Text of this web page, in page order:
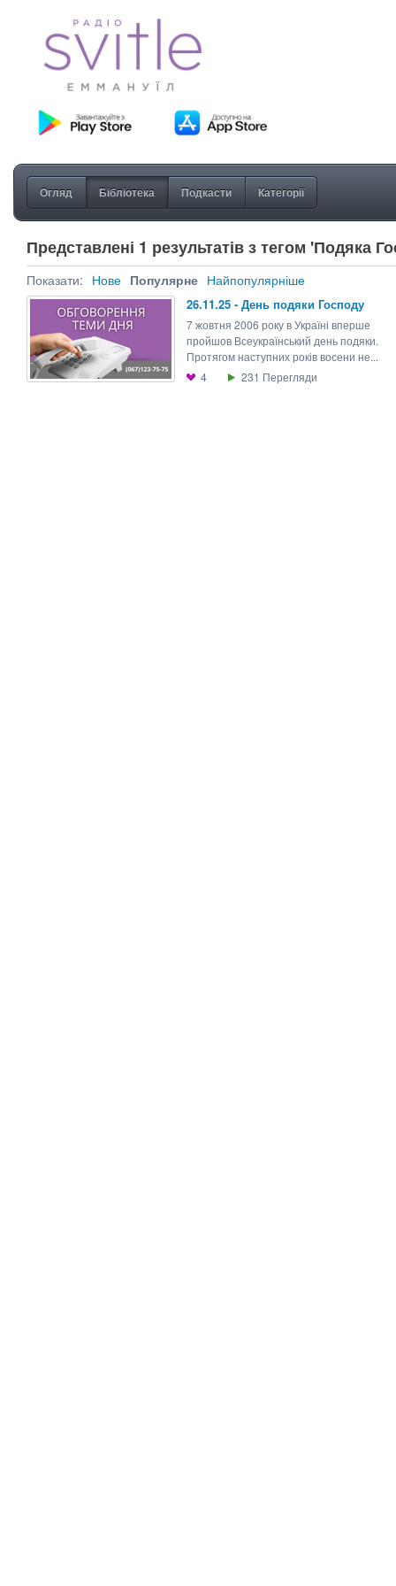
Огляд Бібліотека Подкасти Категорії
Представлені 1 результатів з тегом 'Подяка
Показати: Нове Популярне Найпопулярніше
26.11.25 - День подяки Господу
7 жовтня 2006 року в Україні вперше
пройшов Всеукраїнський день подяки.
Протягом наступних років восени не...
4
231 Перегляди